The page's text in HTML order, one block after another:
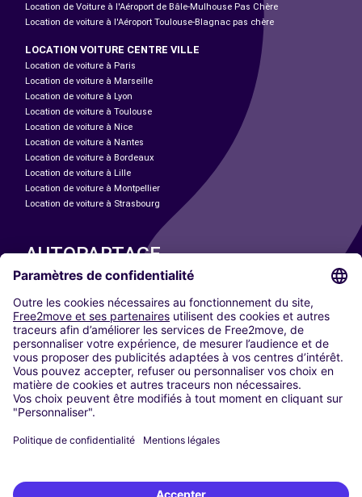
Location de Voiture à l'Aéroport de Bâle-Mulhouse Pas Chère
Location de voiture à l'Aéroport Toulouse-Blagnac pas chère
LOCATION VOITURE CENTRE VILLE
Location de voiture à Paris
Location de voiture à Marseille
Location de voiture à Lyon
Location de voiture à Toulouse
Location de voiture à Nice
Location de voiture à Nantes
Location de voiture à Bordeaux
Location de voiture à Lille
Location de voiture à Montpellier
Location de voiture à Strasbourg
AUTOPARTAGE
Paris
Madrid
Washington DC
Milan
Rome
Turin
Vienne
Berlin
Düsseldorf